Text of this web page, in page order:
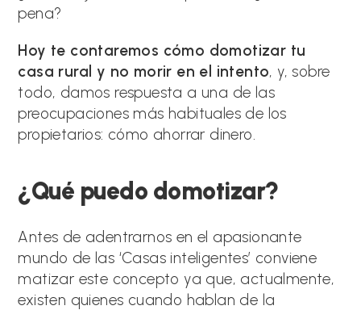
pena?
Hoy te contaremos cómo domotizar tu
casa rural y no morir en el intento, y, sobre
todo, damos respuesta a una de las
preocupaciones más habituales de los
propietarios: cómo ahorrar dinero.
¿Qué puedo domotizar?
Antes de adentrarnos en el apasionante
mundo de las ‘Casas inteligentes’ conviene
matizar este concepto ya que, actualmente,
existen quienes cuando hablan de la